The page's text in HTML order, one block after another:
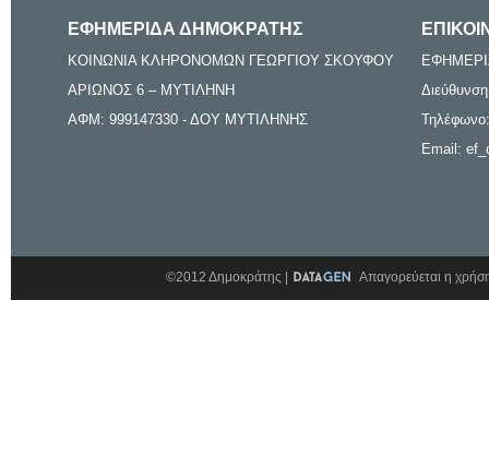
ΕΦΗΜΕΡΙΔΑ ΔΗΜΟΚΡΑΤΗΣ
ΚΟΙΝΩΝΙΑ ΚΛΗΡΟΝΟΜΩΝ ΓΕΩΡΓΙΟΥ ΣΚΟΥΦΟΥ
ΑΡΙΩΝΟΣ 6 – ΜΥΤΙΛΗΝΗ
ΑΦΜ: 999147330 - ΔΟΥ ΜΥΤΙΛΗΝΗΣ
Email:
©2012 Δημοκράτης | Απαγορεύεται η